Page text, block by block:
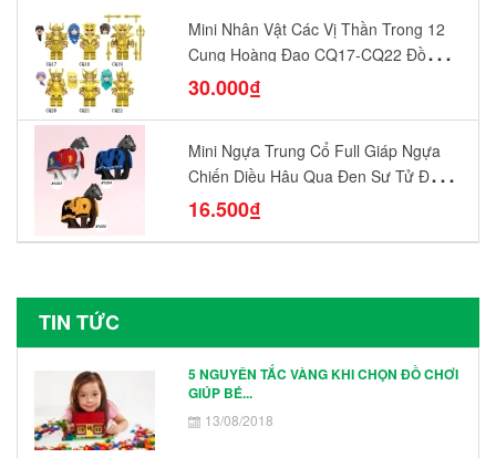
Mini Nhân Vật Các Vị Thần Trong 12
Cung Hoàng Đạo CQ17-CQ22 Đồ
Chơi Lắp Ráp Mô Hình Yêu Thích
30.000₫
Mini Ngựa Trung Cổ Full Giáp Ngựa
Chiến Diều Hâu Quạ Đen Sư Tử Đỏ
N1003 - N1005 Đồ Chơi Lắp Ráp Mô
Hình Nhân Vật
16.500₫
TIN TỨC
5 NGUYÊN TẮC VÀNG KHI CHỌN ĐỒ CHƠI
GIÚP BÉ...
13/08/2018